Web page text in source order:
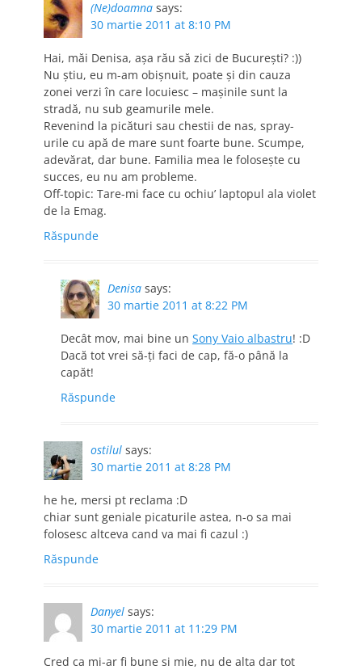
(Ne)doamna says:
30 martie 2011 at 8:10 PM
Hai, măi Denisa, așa rău să zici de București? :))
Nu știu, eu m-am obișnuit, poate și din cauza
zonei verzi în care locuiesc – mașinile sunt la
stradă, nu sub geamurile mele.
Revenind la picături sau chestii de nas, spray-
urile cu apă de mare sunt foarte bune. Scumpe,
adevărat, dar bune. Familia mea le folosește cu
succes, eu nu am probleme.
Off-topic: Tare-mi face cu ochiu’ laptopul ala violet
de la Emag.
Răspunde
Denisa says:
30 martie 2011 at 8:22 PM
Decât mov, mai bine un Sony Vaio albastru! :D
Dacă tot vrei să-ţi faci de cap, fă-o până la
capăt!
Răspunde
ostilul says:
30 martie 2011 at 8:28 PM
he he, mersi pt reclama :D
chiar sunt geniale picaturile astea, n-o sa mai
folosesc altceva cand va mai fi cazul :)
Răspunde
Danyel says:
30 martie 2011 at 11:29 PM
Cred ca mi-ar fi bune si mie, nu de alta dar tot